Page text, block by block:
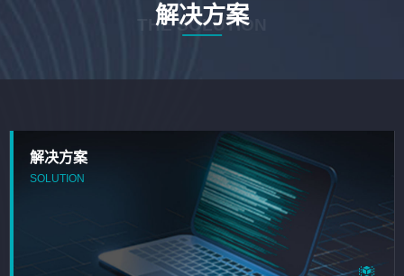
解决方案
THE SOLUTION
解决方案
SOLUTION